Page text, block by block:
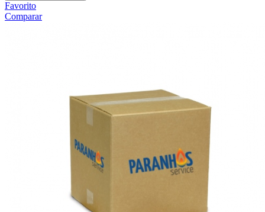
Favorito
Comparar